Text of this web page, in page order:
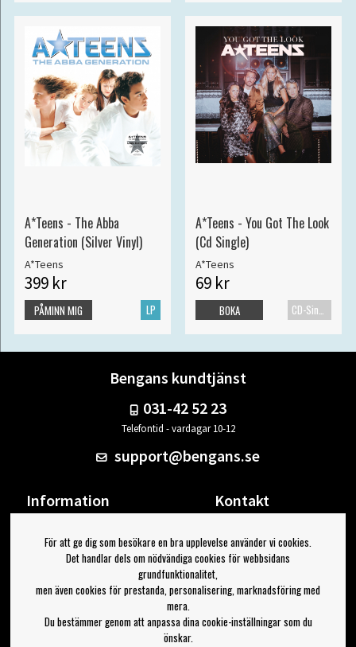
A*Teens - The Abba
Generation (Silver Vinyl)
A*Teens
399 kr
LP
PÅMINN MIG
A*Teens - You Got The Look
(Cd Single)
A*Teens
69 kr
CD-Singel
BOKA
Bengans kundtjänst
031-42 52 23
Telefontid - vardagar 10-12
support@bengans.se
Information
Om Bengans
FAQ / Köp- & Leveransvillkor
Kontakt
Din sida
Logga ut
Jag vill ha tips från Bengans
För att ge dig som besökare en bra upplevelse använder vi cookies.
Det handlar dels om nödvändiga cookies för webbsidans
grundfunktionalitet,
men även cookies för prestanda, personalisering, marknadsföring med
mera.
Du bestämmer genom att anpassa dina cookie-inställningar som du
önskar.